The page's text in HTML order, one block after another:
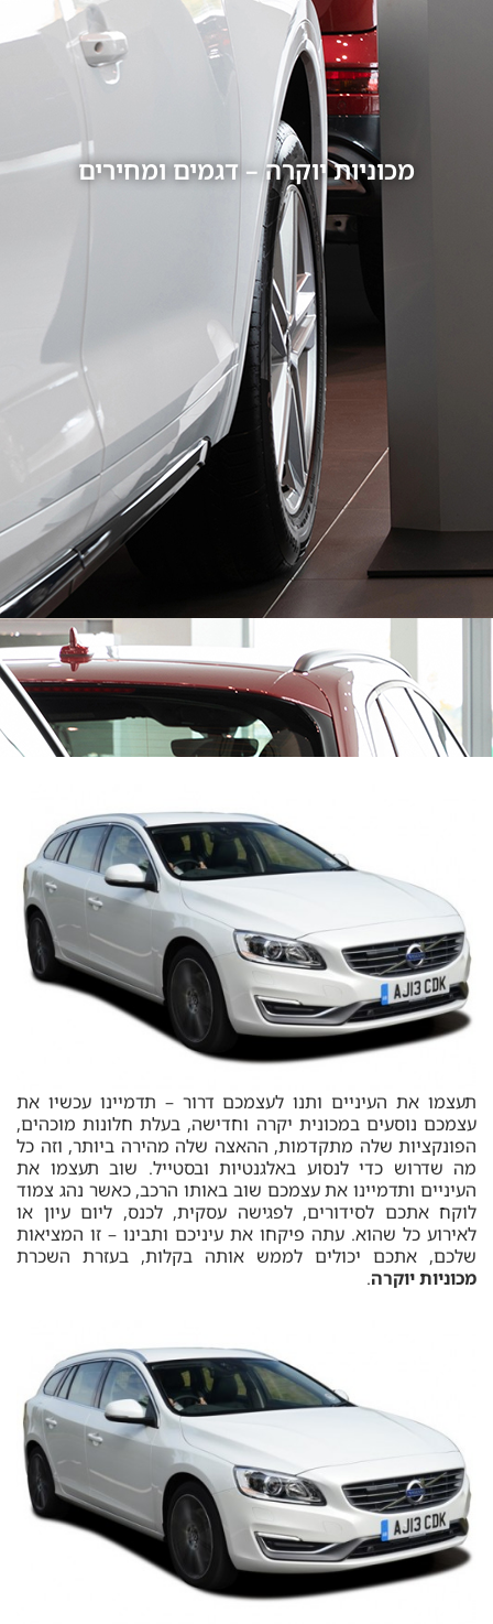
מכוניות יוקרה – דגמים ומחירים
תעצמו את העיניים ותנו לעצמכם דרור – תדמיינו עכשיו את
עצמכם נוסעים במכונית יקרה וחדישה, בעלת חלונות מוכהים,
הפונקציות שלה מתקדמות, ההאצה שלה מהירה ביותר, וזה כל
מה שדרוש כדי לנסוע באלגנטיות ובסטייל. שוב תעצמו את
העיניים ותדמיינו את עצמכם שוב באותו הרכב, כאשר נהג צמוד
לוקח אתכם לסידורים, לפגישה עסקית, לכנס, ליום עיון או
לאירוע כל שהוא. עתה פיקחו את עיניכם ותבינו – זו המציאות
שלכם, אתכם יכולים לממש אותה בקלות, בעזרת השכרת
מכוניות יוקרה.